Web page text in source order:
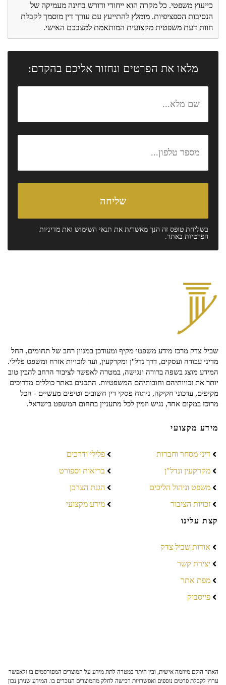
כייעוץ משפטי. כל מקרה הוא ייחודי ודורש בחינה מעמיקה של
הנסיבות הספציפיות. מומלץ להתייעץ עם עורך דין מוסמך לקבלת
חוות דעת משפטית מקצועית המותאמת למצבכם האישי.
מלאו את הפרטים ונחזור אליכם בהקדם:
בשליחת טופס זה הנך מאשר/ת את תנאי השימוש ואת מדיניות
הפרטיות באתר.
שביל צדק מרכז מידע משפטי מקיף ומעודכן במגוון רחב של תחומים, החל
מדיני עבודה ועסקים, דרך נדל"ן ומקרקעין, ועד לזכויות אזרח ומשפט פלילי.
המידע מוצג בשפה ברורה ונגישה, במטרה לאפשר לציבור הרחב להבין טוב
יותר את זכויותיהם וחובותיהם המשפטיות. התכנים באתר כוללים מדריכים
מקיפים, עדכוני חקיקה, ניתוח פסקי דין חשובים וטיפים מעשיים - הכל
מרוכז במקום אחד, נגיש וזמין לכל מתעניין בתחום המשפט בישראל.
מידע מקצועי
דיני מסחר וחברות
מקרקעין ונדל"ן
משפט וניהול הליכים
זכויות הציבור
פלילי ודרכים
בריאות וספורט
הגנת הצרכן
מידע מקצועי
קצת עלינו
אודות שביל צדק
יצירת קשר
מפת אתר
פייסבוק
האתר הוקם מיוזמה אישית, ובין היתר במטרה לתת מידע על המוצרים המפורסמים בו ולאפשר
ערוץ לקבלת פרטים נוספים ואפשרויות רכישה לחלק מהמוצרים הנזכרים בו. המידע שניתן נכון